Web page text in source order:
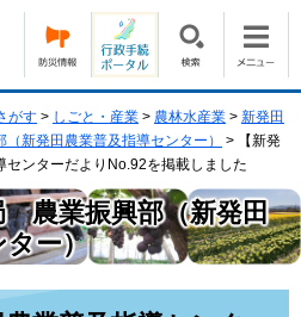
がす > しごと・産業 > 農林水産業 > 新発田
新発田農業普及指導センター）
>
【新発
センターだよりNo.92を掲載しました
農業振興部（新発田
ター）